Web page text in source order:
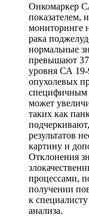
Онкомаркер
показателем,
мониторинге
рака
нормальные
превышают
уровня СА 19-
опухолевых
специфичным
может
таких как
результатов
картину и
Отклонения
процессами,
получении
к
анализа.